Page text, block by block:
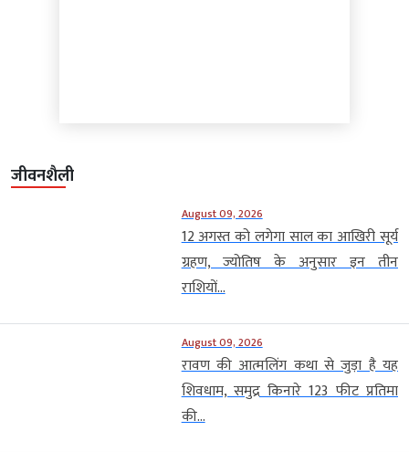
जीवनशैली
August 09, 2026
12 अगस्त को लगेगा साल का आखिरी सूर्य
ग्रहण, ज्योतिष के अनुसार इन तीन
राशियों...
August 09, 2026
रावण की आत्मलिंग कथा से जुड़ा है यह
शिवधाम, समुद्र किनारे 123 फीट प्रतिमा
की...